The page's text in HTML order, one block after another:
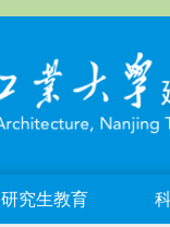
研究生教育